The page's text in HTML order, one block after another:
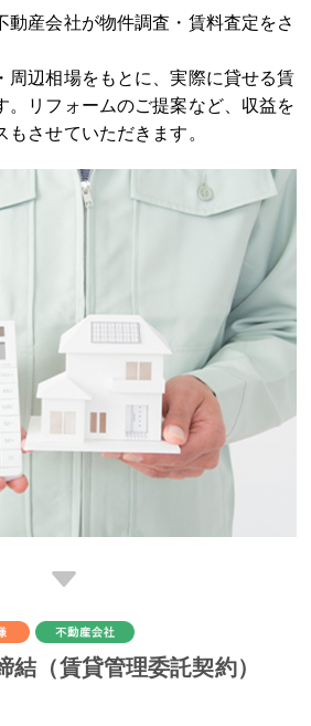
産会社が物件調査・賃料査定をさ
周辺相場をもとに、実際に貸せる賃
リフォームのご提案など、収益を
もさせていただきます。